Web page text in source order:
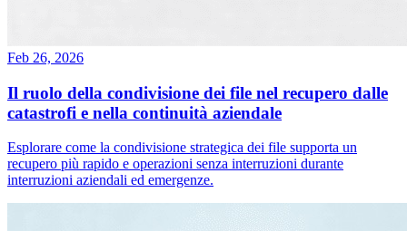
Feb 26, 2026
Il ruolo della condivisione dei file nel recupero dalle
catastrofi e nella continuità aziendale
Esplorare come la condivisione strategica dei file supporta un
recupero più rapido e operazioni senza interruzioni durante
interruzioni aziendali ed emergenze.